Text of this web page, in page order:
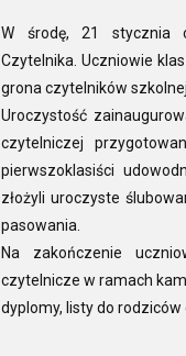
W środę, 21 stycznia
Czytelnika. Uczniowie
grona czytelników
Uroczystość
czytelniczej
pierwszoklasiści
złożyli uroczyste
pasowania.
Na zakończenie
czytelnicze w ramach
dyplomy, listy do rodziców